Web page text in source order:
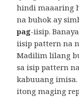
hindi maaaring
na buhok ay
pag-iisip.
iisip pattern na
Madilim lilang
sa isip pattern
kabuuang
itong maging